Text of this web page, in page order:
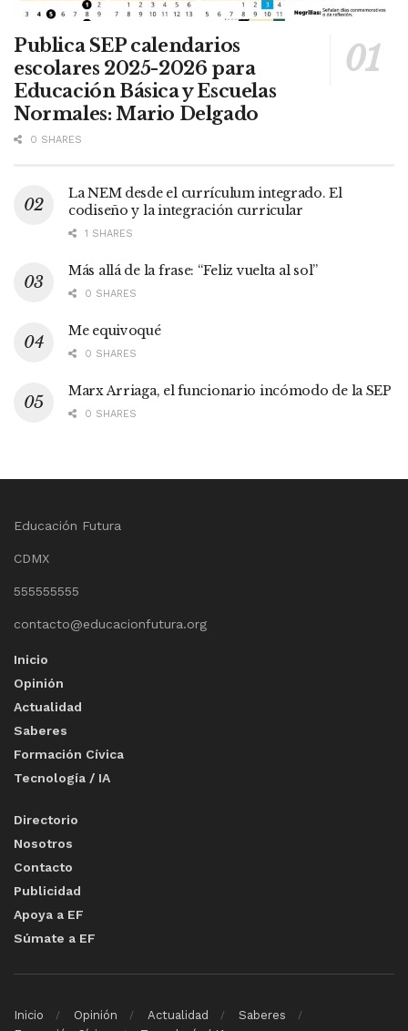
Publica SEP calendarios
escolares 2025-2026 para
Educación Básica y Escuelas
Normales: Mario Delgado
0 SHARES
La NEM desde el currículum integrado. El
codiseño y la integración curricular
1 SHARES
Más allá de la frase: “Feliz vuelta al sol”
0 SHARES
Me equivoqué
0 SHARES
Marx Arriaga, el funcionario incómodo de la SEP
0 SHARES
Educación Futura
CDMX
555555555
contacto@educacionfutura.org
Inicio
Opinión
Actualidad
Saberes
Formación Cívica
Tecnología / IA
Directorio
Nosotros
Contacto
Publicidad
Apoya a EF
Súmate a EF
Inicio Opinión Actualidad
Saberes